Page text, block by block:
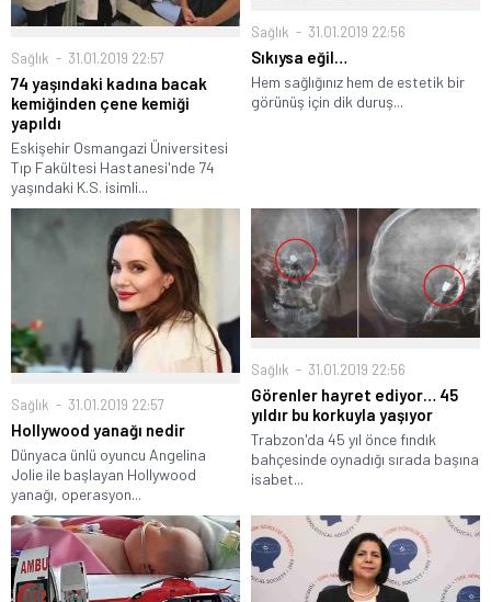
Sağlık 31.01.2019 22:57
74 yaşındaki kadına bacak
kemiğinden çene kemiği
yapıldı
Eskişehir Osmangazi Üniversitesi
Tıp Fakültesi Hastanesi'nde 74
yaşındaki K.S. isimli...
Sağlık 31.01.2019 22:56
Sıkıysa eğil…
Hem sağlığınız hem de estetik bir
görünüş için dik duruş...
Sağlık 31.01.2019 22:57
Hollywood yanağı nedir
Dünyaca ünlü oyuncu Angelina
Jolie ile başlayan Hollywood
yanağı, operasyon...
Sağlık 31.01.2019 22:56
Görenler hayret ediyor… 45
yıldır bu korkuyla yaşıyor
Trabzon'da 45 yıl önce fındık
bahçesinde oynadığı sırada başına
isabet...